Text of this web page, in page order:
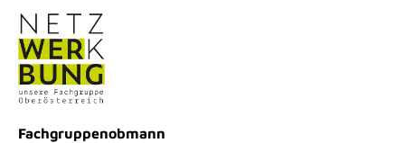
Fachgruppenobmann